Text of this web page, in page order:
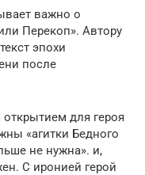
важно о
Перекоп». Автору
эпохи
после
для героя
«агитки Бедного
не нужна». и,
С иронией герой